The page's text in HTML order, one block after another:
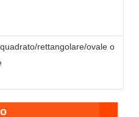
rettangolare/ovale o